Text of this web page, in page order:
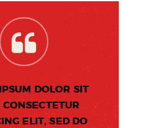
DOLOR SIT
ELIT, SED DO